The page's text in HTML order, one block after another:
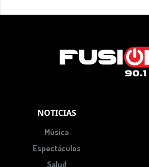
NOTICIAS
Música
Espectáculos
Salud